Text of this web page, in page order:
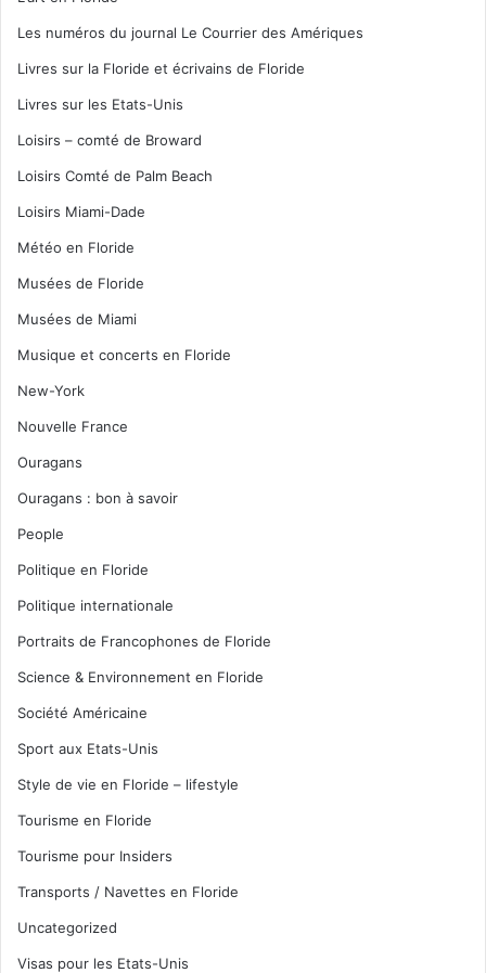
Les numéros du journal Le Courrier des Amériques
Livres sur la Floride et écrivains de Floride
Livres sur les Etats-Unis
Loisirs – comté de Broward
Loisirs Comté de Palm Beach
Loisirs Miami-Dade
Météo en Floride
Musées de Floride
Musées de Miami
Musique et concerts en Floride
New-York
Nouvelle France
Ouragans
Ouragans : bon à savoir
People
Politique en Floride
Politique internationale
Portraits de Francophones de Floride
Science & Environnement en Floride
Société Américaine
Sport aux Etats-Unis
Style de vie en Floride – lifestyle
Tourisme en Floride
Tourisme pour Insiders
Transports / Navettes en Floride
Uncategorized
Visas pour les Etats-Unis